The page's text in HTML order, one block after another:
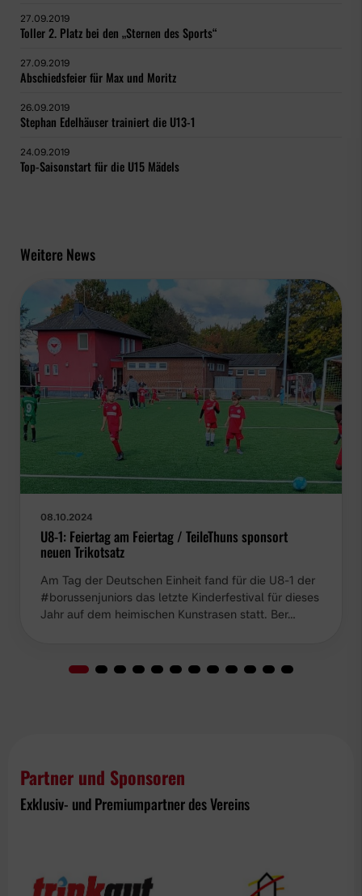
27.09.2019
Toller 2. Platz bei den „Sternen des Sports“
27.09.2019
Abschiedsfeier für Max und Moritz
26.09.2019
Stephan Edelhäuser trainiert die U13-1
24.09.2019
Top-Saisonstart für die U15 Mädels
Weitere News
08.10.2024
U8-1: Feiertag am Feiertag / TeileThuns sponsort neuen
Trikotsatz
Am Tag der Deutschen Einheit fand für die U8-1 der
#borussenjuniors das letzte Kinderfestival für dieses
Jahr auf dem heimischen Kunstrasen statt. Ber…
Partner und Sponsoren
Exklusiv- und Premiumpartner des Vereins